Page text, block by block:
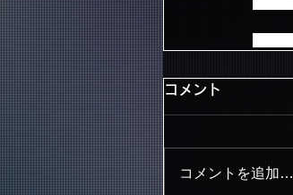
コメント
コメントを追加…